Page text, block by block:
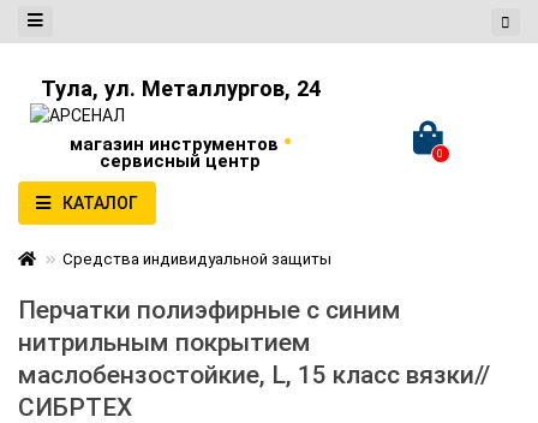
Тула, ул. Металлургов, 24
магазин инструментов •
сервисный центр 0
КАТАЛОГ
Средства индивидуальной защиты
Перчатки полиэфирные с синим
нитрильным покрытием
маслобензостойкие, L, 15 класс вязки//
СИБРТЕХ